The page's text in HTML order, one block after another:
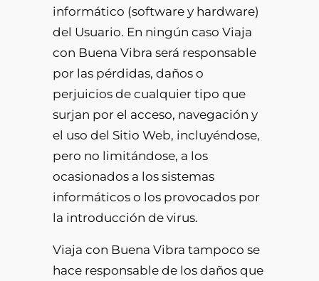
informático (software y hardware)
del Usuario. En ningún caso Viaja
con Buena Vibra será responsable
por las pérdidas, daños o
perjuicios de cualquier tipo que
surjan por el acceso, navegación y
el uso del Sitio Web, incluyéndose,
pero no limitándose, a los
ocasionados a los sistemas
informáticos o los provocados por
la introducción de virus.
Viaja con Buena Vibra tampoco se
hace responsable de los daños que